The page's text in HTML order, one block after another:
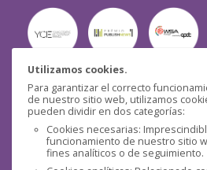
Utilizamos cookies.
Para garantizar el correcto
de nuestro sitio web, utilizamos
pueden dividir en dos categorías:
Cookies necesarias:
funcionamiento de nuestro sitio
fines analíticos o de seguimiento.